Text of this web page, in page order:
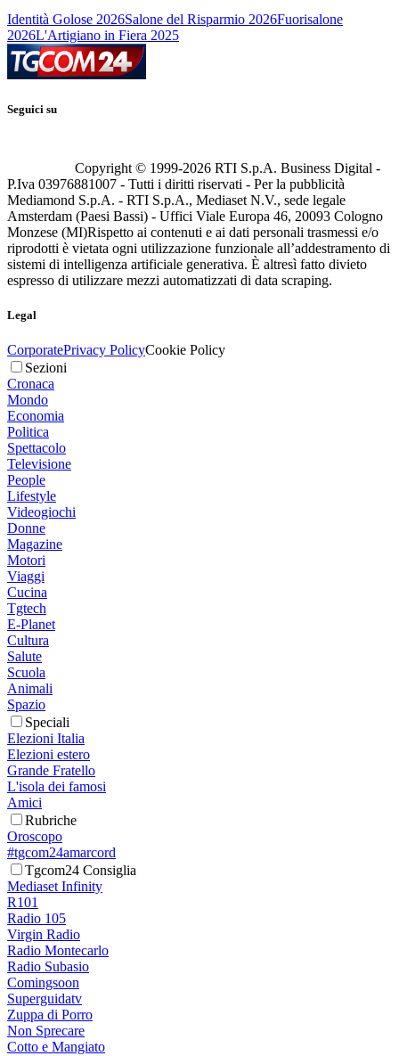
Identità Golose 2026Salone del Risparmio 2026Fuorisalone
2026L'Artigiano in Fiera 2025
Seguici su
Copyright © 1999-2026 RTI S.p.A. Business Digital -
P.Iva 03976881007 - Tutti i diritti riservati - Per la pubblicità
Mediamond S.p.A. - RTI S.p.A., Mediaset N.V., sede legale
Amsterdam (Paesi Bassi) - Uffici Viale Europa 46, 20093 Cologno
Monzese (MI)Rispetto ai contenuti e ai dati personali trasmessi e/o
riprodotti è vietata ogni utilizzazione funzionale all’addestramento di
sistemi di intelligenza artificiale generativa. È altresì fatto divieto
espresso di utilizzare mezzi automatizzati di data scraping.
Legal
CorporatePrivacy PolicyCookie Policy
Sezioni
Cronaca
Mondo
Economia
Politica
Spettacolo
Televisione
People
Lifestyle
Videogiochi
Donne
Magazine
Motori
Viaggi
Cucina
Tgtech
E-Planet
Cultura
Salute
Scuola
Animali
Spazio
Speciali
Elezioni Italia
Elezioni estero
Grande Fratello
L'isola dei famosi
Amici
Rubriche
Oroscopo
#tgcom24amarcord
Tgcom24 Consiglia
Mediaset Infinity
R101
Radio 105
Virgin Radio
Radio Montecarlo
Radio Subasio
Comingsoon
Superguidatv
Zuppa di Porro
Non Sprecare
Cotto e Mangiato